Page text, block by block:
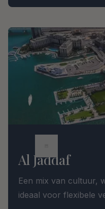
Al Jaddaf
Een mix van cultuur,
ideaal voor flexibele